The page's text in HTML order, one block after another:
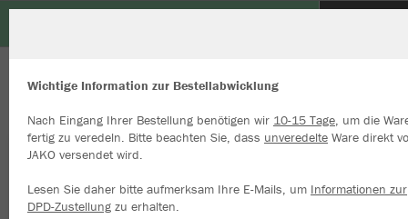
Wichtige Information zur Bestellabwicklung
Nach Eingang Ihrer Bestellung benötigen wir 10-15 Tage, um die
fertig zu veredeln. Bitte beachten Sie, dass unveredelte Ware direkt
JAKO versendet wird.
Lesen Sie daher bitte aufmerksam Ihre E-Mails, um Informationen zur
DPD-Zustellung zu erhalten.
Wir verwenden Cookies
Inhalte anzeigen und unsere Website verbessern. Weitere
zu den Cookies findest Du in den Einstellungen.